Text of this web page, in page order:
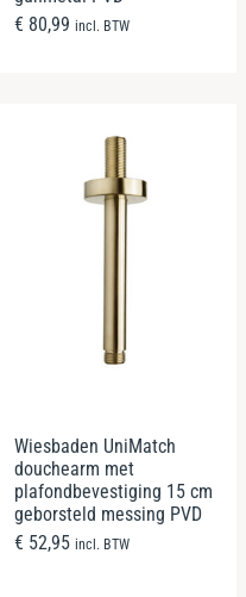
€ 80,99 incl. BTW
Wiesbaden UniMatch
douchearm met
plafondbevestiging 15 cm
geborsteld messing PVD
€ 52,95 incl. BTW